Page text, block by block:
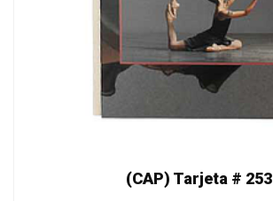
(CAP) Tarjeta # 253